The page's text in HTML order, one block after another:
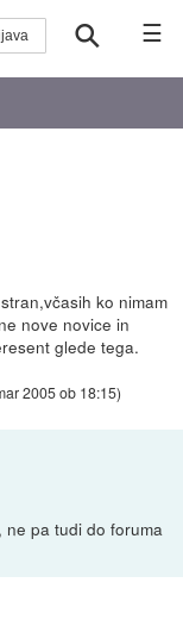
☰
ko nimam
nove novice in
glede tega.
2005 ob 18:15)
pa tudi do foruma